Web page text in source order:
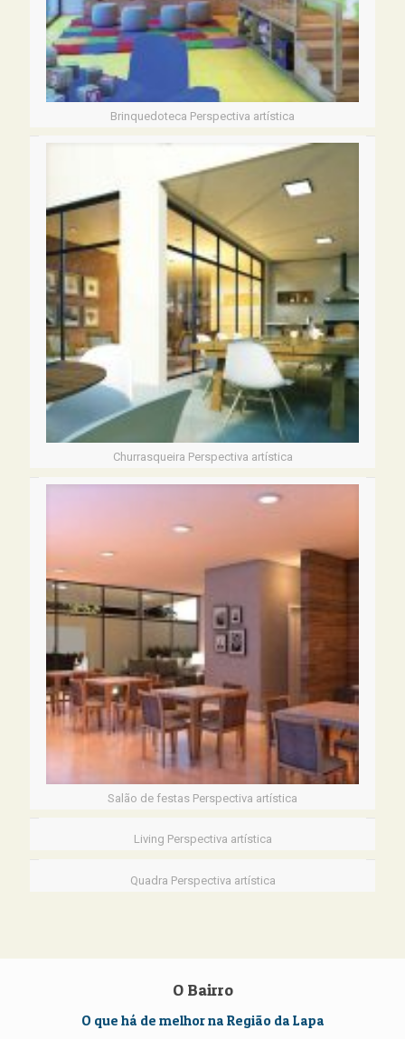
Brinquedoteca Perspectiva artística
Churrasqueira Perspectiva artística
Salão de festas Perspectiva artística
Living Perspectiva artística
Quadra Perspectiva artística
O Bairro
O que há de melhor na Região da Lapa